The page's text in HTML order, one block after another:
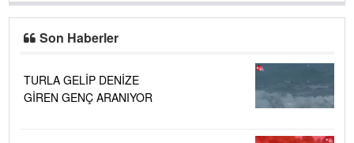
Son Haberler
TURLA GELİP DENİZE
GİREN GENÇ ARANIYOR